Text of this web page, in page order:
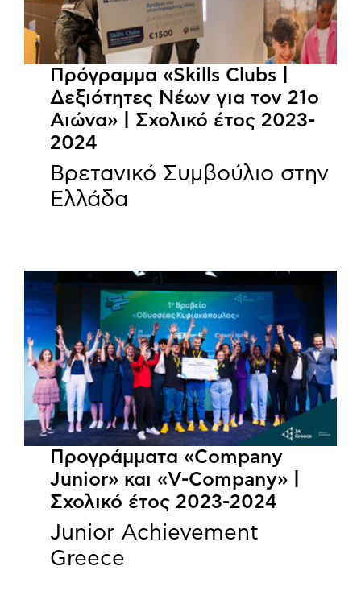
Πρόγραμμα «Skills Clubs |
Δεξιότητες Νέων για τον 21ο
Αιώνα» | Σχολικό έτος 2023-
2024
Βρετανικό Συμβούλιο στην
Ελλάδα
Προγράμματα «Company
Junior» και «V-Company» |
Σχολικό έτος 2023-2024
Junior Achievement
Greece